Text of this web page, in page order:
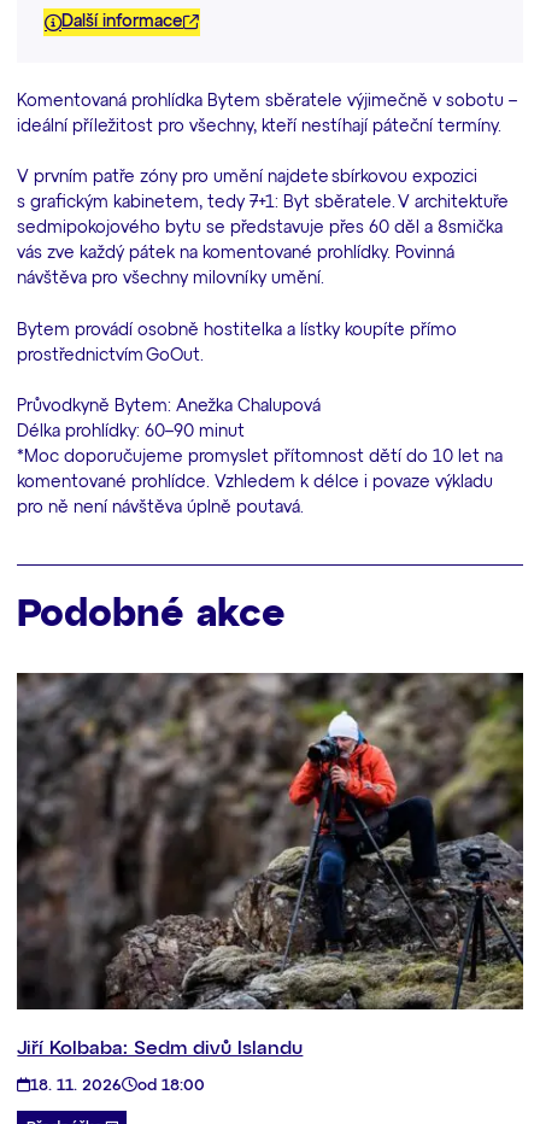
Další informace
Komentovaná prohlídka Bytem sběratele výjimečně v sobotu –
ideální příležitost pro všechny, kteří nestíhají páteční termíny.
V prvním patře zóny pro umění najdete sbírkovou expozici
s grafickým kabinetem, tedy 7+1: Byt sběratele. V architektuře
sedmipokojového bytu se představuje přes 60 děl a 8smička
vás zve každý pátek na komentované prohlídky. Povinná
návštěva pro všechny milovníky umění.
Bytem provádí osobně hostitelka a lístky koupíte přímo
prostřednictvím GoOut.
Průvodkyně Bytem: Anežka Chalupová
Délka prohlídky: 60–90 minut
*Moc doporučujeme promyslet přítomnost dětí do 10 let na
komentované prohlídce. Vzhledem k délce i povaze výkladu
pro ně není návštěva úplně poutavá.
Podobné akce
Jiří Kolbaba: Sedm divů Islandu
18. 11. 2026 od 18:00